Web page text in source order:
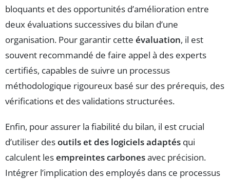
bloquants et des opportunités d’amélioration entre
deux évaluations successives du bilan d’une
organisation. Pour garantir cette évaluation, il est
souvent recommandé de faire appel à des experts
certifiés, capables de suivre un processus
méthodologique rigoureux basé sur des prérequis, des
vérifications et des validations structurées.
Enfin, pour assurer la fiabilité du bilan, il est crucial
d’utiliser desoutils et des logiciels adaptés qui
calculent lesempreintes carbonesavec précision.
Intégrer l’implication des employés dans ce processus